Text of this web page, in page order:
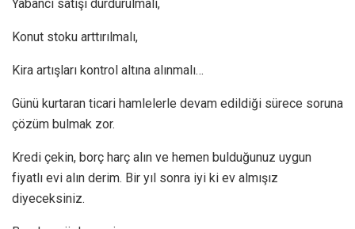
Yabancı satışı durdurulmalı,
Konut stoku arttırılmalı,
Kira artışları kontrol altına alınmalı…
Günü kurtaran ticari hamlelerle devam edildiği sürece soruna
çözüm bulmak zor.
Kredi çekin, borç harç alın ve hemen bulduğunuz uygun
fiyatlı evi alın derim. Bir yıl sonra iyi ki ev almışız
diyeceksiniz.